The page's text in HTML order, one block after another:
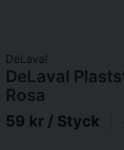
DeLaval
DeLaval
Rosa
59 kr / Styck